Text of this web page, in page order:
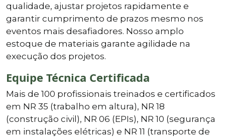
qualidade, ajustar projetos rapidamente e
garantir cumprimento de prazos mesmo nos
eventos mais desafiadores. Nosso amplo
estoque de materiais garante agilidade na
execução dos projetos.
Equipe Técnica Certificada
Mais de 100 profissionais treinados e certificados
em NR 35 (trabalho em altura), NR 18
(construção civil), NR 06 (EPIs), NR 10 (segurança
em instalações elétricas) e NR 11 (transporte de